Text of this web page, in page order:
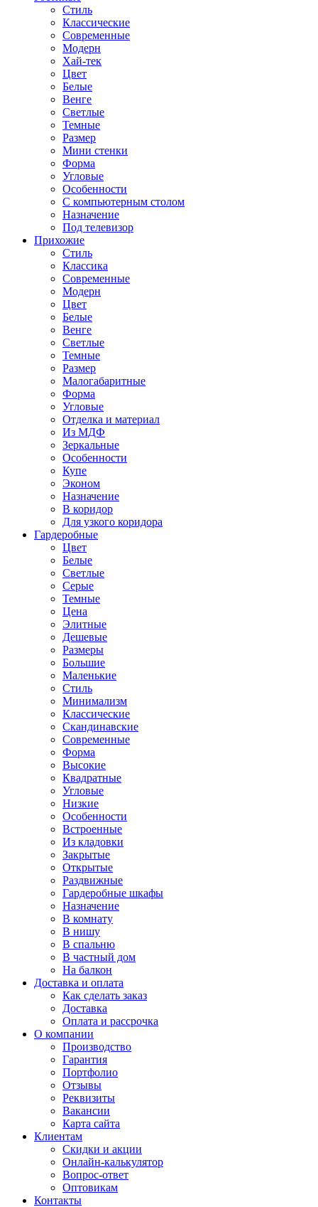
Стиль
Классические
Современные
Модерн
Хай-тек
Цвет
Белые
Венге
Светлые
Темные
Размер
Мини стенки
Форма
Угловые
Особенности
С компьютерным столом
Назначение
Под телевизор
Прихожие
Стиль
Классика
Современные
Модерн
Цвет
Белые
Венге
Светлые
Темные
Размер
Малогабаритные
Форма
Угловые
Отделка и материал
Из МДФ
Зеркальные
Особенности
Купе
Эконом
Назначение
В коридор
Для узкого коридора
Гардеробные
Цвет
Белые
Светлые
Серые
Темные
Цена
Элитные
Дешевые
Размеры
Большие
Маленькие
Стиль
Минимализм
Классические
Скандинавские
Современные
Форма
Высокие
Квадратные
Угловые
Низкие
Особенности
Встроенные
Из кладовки
Закрытые
Открытые
Раздвижные
Гардеробные шкафы
Назначение
В комнату
В нишу
В спальню
В частный дом
На балкон
Доставка и оплата
Как сделать заказ
Доставка
Оплата и рассрочка
О компании
Производство
Гарантия
Портфолио
Отзывы
Реквизиты
Вакансии
Карта сайта
Клиентам
Скидки и акции
Онлайн-калькулятор
Вопрос-ответ
Оптовикам
Контакты